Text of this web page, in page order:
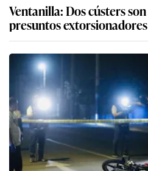
Ventanilla: Dos cústers
presuntos extorsionadores